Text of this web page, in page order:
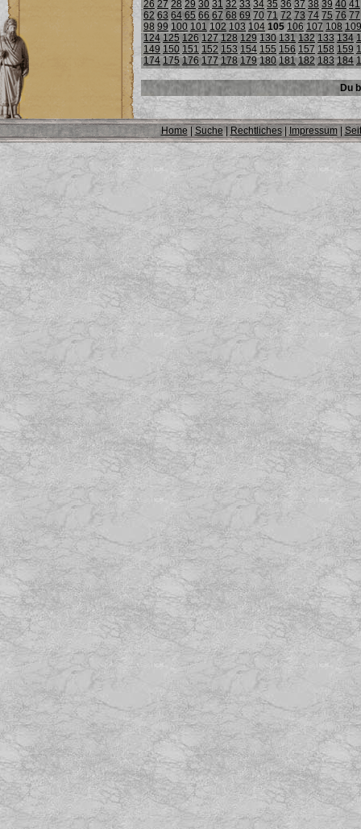
26 27 28 29 30 31 32 33 34 35 36 37 38 39 40 41
62 63 64 65 66 67 68 69 70 71 72 73 74 75 76 77
98 99 100 101 102 103 104 105 106 107 108 109
124 125 126 127 128 129 130 131 132 133 134
149 150 151 152 153 154 155 156 157 158 159
174 175 176 177 178 179 180 181 182 183 184
Du
Home| Suche | Rechtliches| Impressum|